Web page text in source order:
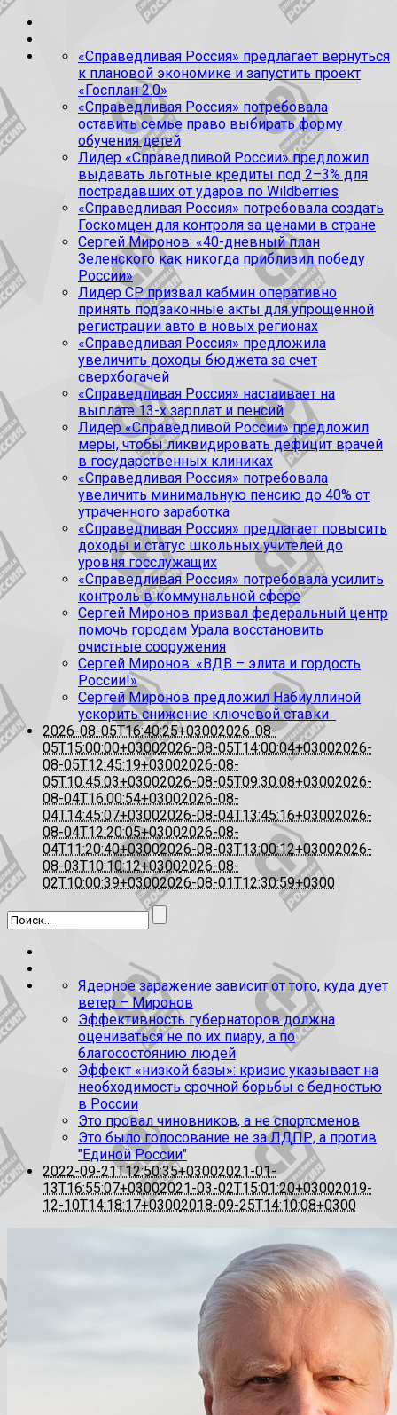
«Справедливая Россия» предлагает вернуться
к плановой экономике и запустить проект
«Госплан 2.0»
«Справедливая Россия» потребовала
оставить семье право выбирать форму
обучения детей
Лидер «Справедливой России» предложил
выдавать льготные кредиты под 2–3% для
пострадавших от ударов по Wildberries
«Справедливая Россия» потребовала создать
Госкомцен для контроля за ценами в стране
Сергей Миронов: «40-дневный план
Зеленского как никогда приблизил победу
России»
Лидер СР призвал кабмин оперативно
принять подзаконные акты для упрощенной
регистрации авто в новых регионах
«Справедливая Россия» предложила
увеличить доходы бюджета за счет
сверхбогачей
«Справедливая Россия» настаивает на
выплате 13-х зарплат и пенсий
Лидер «Справедливой России» предложил
меры, чтобы ликвидировать дефицит врачей
в государственных клиниках
«Справедливая Россия» потребовала
увеличить минимальную пенсию до 40% от
утраченного заработка
«Справедливая Россия» предлагает повысить
доходы и статус школьных учителей до
уровня госслужащих
«Справедливая Россия» потребовала усилить
контроль в коммунальной сфере
Сергей Миронов призвал федеральный центр
помочь городам Урала восстановить
очистные сооружения
Сергей Миронов: «ВДВ – элита и гордость
России!»
Сергей Миронов предложил Набиуллиной
ускорить снижение ключевой ставки
2026-08-05T16:40:25+03002026-08-
05T15:00:00+03002026-08-05T14:00:04+03002026-
08-05T12:45:19+03002026-08-
05T10:45:03+03002026-08-05T09:30:08+03002026-
08-04T16:00:54+03002026-08-
04T14:45:07+03002026-08-04T13:45:16+03002026-
08-04T12:20:05+03002026-08-
04T11:20:40+03002026-08-03T13:00:12+03002026-
08-03T10:10:12+03002026-08-
02T10:00:39+03002026-08-01T12:30:59+0300
Ядерное заражение зависит от того, куда дует
ветер – Миронов
Эффективность губернаторов должна
оцениваться не по их пиару, а по
благосостоянию людей
Эффект «низкой базы»: кризис указывает на
необходимость срочной борьбы с бедностью
в России
Это провал чиновников, а не спортсменов
Это было голосование не за ЛДПР, а против
"Единой России"
2022-09-21T12:50:35+03002021-01-
13T16:55:07+03002021-03-02T15:01:20+03002019-
12-10T14:18:17+03002018-09-25T14:10:08+0300